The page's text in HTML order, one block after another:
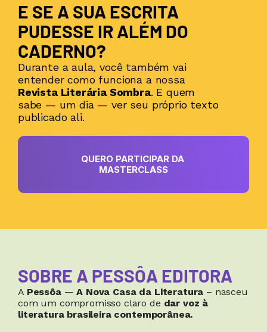
E SE A SUA ESCRITA
PUDESSE IR ALÉM DO
CADERNO?
Durante a aula, você também vai
entender como funciona a nossa
Revista Literária Sombra. E quem
sabe — um dia — ver seu próprio texto
publicado ali.
QUERO PARTICIPAR DA
MASTERCLASS
SOBRE A PESSÔA EDITORA
A Pessôa — A Nova Casa da Literatura – nasceu
com um compromisso claro de dar voz à
literatura brasileira contemporânea.